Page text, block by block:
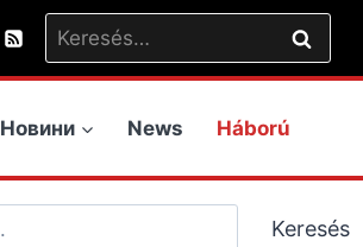
Keresés:
Новини News Háború
Keresés